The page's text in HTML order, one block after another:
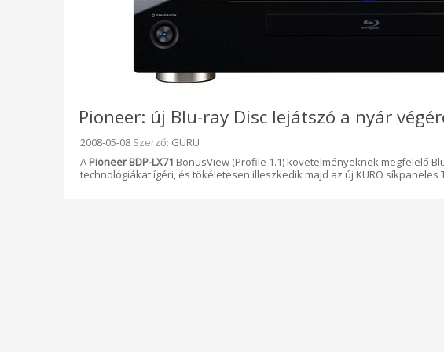
Pioneer: új Blu-ray Disc lejátszó a nyár
Beküldve:
2008-05-08 Szerző: GURU
A Pioneer BDP-LX71 BonusView (Profile 1.1) követelményeknek megfelelő
technológiákat ígéri, és tökéletesen illeszkedik majd az új KURO síkpaneles